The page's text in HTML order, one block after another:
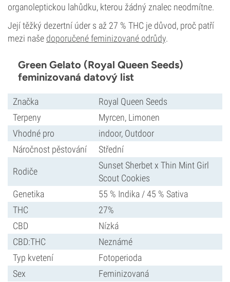
organoleptickou lahůdku, kterou žádný znalec neodmítne.
Její těžký dezertní úder s až 27 % THC je důvod, proč patří
mezi naše doporučené feminizované odrůdy.
Green Gelato (Royal Queen Seeds)
feminizovaná datový list
Značka
Royal Queen Seeds
Terpeny
Myrcen, Limonen
Vhodné pro
indoor, Outdoor
Náročnost pěstování
Střední
Rodiče
Sunset Sherbet x Thin Mint Girl
Scout Cookies
Genetika
55 % Indika / 45 % Sativa
THC
27%
CBD
Nízká
CBD:THC
Neznámé
Typ kvetení
Fotoperioda
Sex
Feminizovaná